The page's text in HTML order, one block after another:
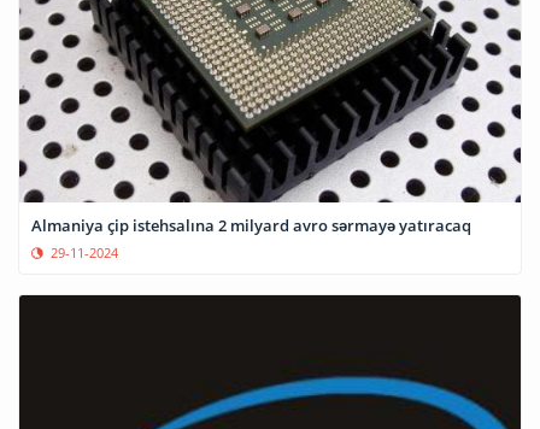
Almaniya çip istehsalına 2 milyard avro sərmayə yatıracaq
29-11-2024